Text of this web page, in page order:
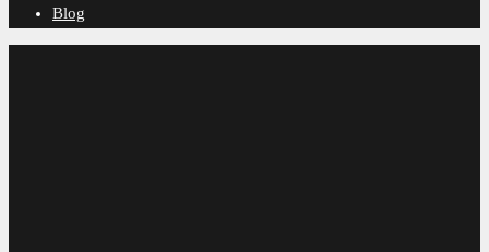
Blog